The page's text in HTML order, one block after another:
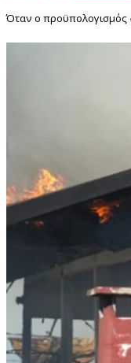
Όταν ο προϋπολογισμός